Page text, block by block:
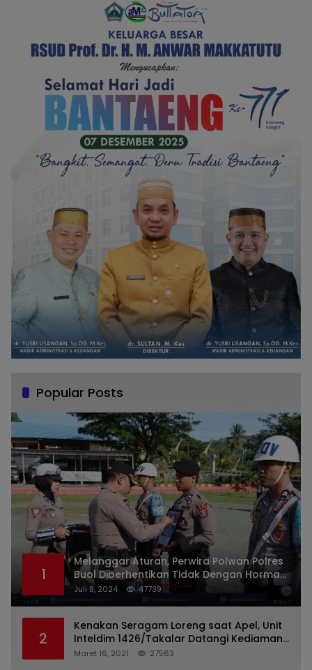
Popular Posts
1
Melanggar Aturan, Perwira Polwan Polres
Buol Diberhentikan Tidak Dengan Hormat
Dari Dinas Kepolisian
Juli 8, 2024 47739
2
Kenakan Seragam Loreng saat Apel, Unit
Inteldim 1426/Takalar Datangi Kediaman
Kasatpol PP
Maret 16, 2021 27563